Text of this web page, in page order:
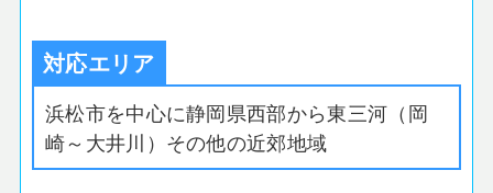
対応エリア
浜松市を中心に静岡県西部から東三河（岡
崎～大井川）その他の近郊地域